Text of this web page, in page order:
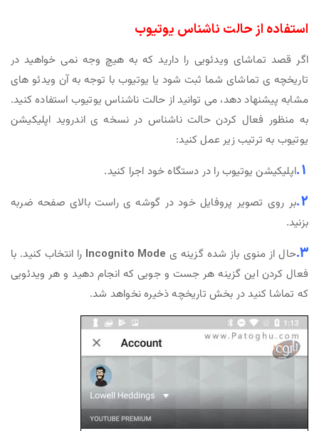
استفاده از حالت ناشناس یوتیوب
اگر قصد تماشای ویدئویی را دارید که به هیچ وجه نمی خواهید در
تاریخچه ی تماشای شما ثبت شود یا یوتیوب با توجه به آن ویدئو های
مشابه پیشنهاد دهد، می توانید از حالت ناشناس یوتیوب استفاده کنید.
به منظور فعال کردن حالت ناشناس در نسخه ی اندروید اپلیکیشن
یوتیوب به ترتیب زیر عمل کنید:
1. اپلیکیشن یوتیوب را در دستگاه خود اجرا کنید.
2. بر روی تصویر پروفایل خود در گوشه ی راست بالای صفحه ضربه
بزنید.
3. حال از منوی باز شده گزینه ی Incognito Mode را انتخاب کنید. با
فعال کردن این گزینه هر جست و جویی که انجام دهید و هر ویدئویی
که تماشا کنید در بخش تاریخچه ذخیره نخواهد شد.